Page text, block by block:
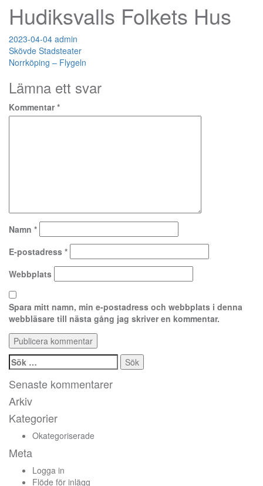
Hudiksvalls Folkets Hus
2023-04-04 admin
Inläggsnavigering
Skövde Stadsteater
Norrköping – Flygeln
Lämna ett svar
Kommentar*
Namn *
E-postadress *
Webbplats
Spara mitt namn, min e-postadress och webbplats i denna
webbläsare till nästa gång jag skriver en kommentar.
Sök
efter:
Senaste kommentarer
Arkiv
Kategorier
Okategoriserade
Meta
Logga in
Flöde för inlägg